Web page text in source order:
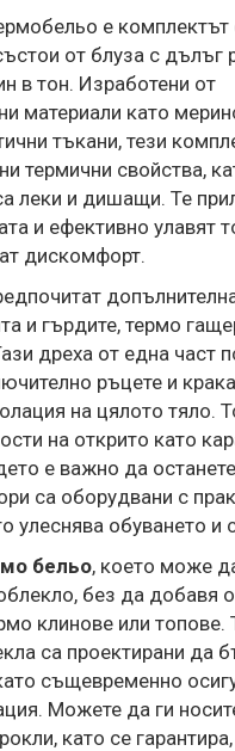
е комплектът
от блуза с дълъг
в тон. Изработени от
материали като
тъкани, тези
термични свойства,
леки и дишащи. Те
и ефективно улавят
дискомфорт.
и гърдите, термо
дреха от една част
ръцете и
на цялото тяло.
на открито като
е важно да
са оборудвани с
улеснява обуването и
бельо, което може
без да добавя
клинове или топове.
са проектирани да
същевременно
Можете да ги
като се